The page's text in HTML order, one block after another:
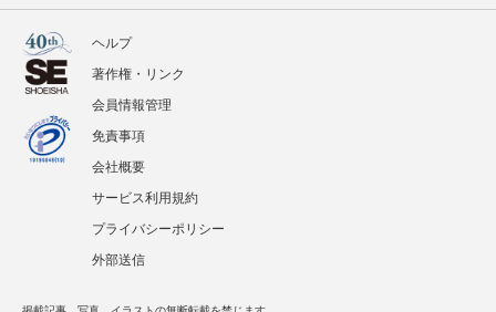
ヘルプ
著作権・リンク
会員情報管理
免責事項
会社概要
サービス利用規約
プライバシーポリシー
外部送信